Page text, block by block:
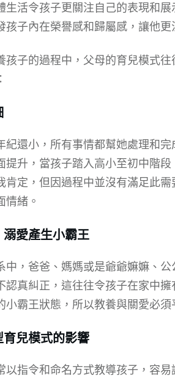
生活令孩子更關注自己的表現和
孩子內在榮譽感和歸屬感，讓他更
孩子的過程中，父母的育兒模式
紀還小，所有事情都幫她處理和
提升，當孩子踏入高小至初中階
肯定，但因過程中並沒有滿足此
情緒。
愛產生小霸王
中，爸爸、媽媽或是爺爺嫲嫲、
認真糾正，這往往令孩子在家中
小霸王狀態，所以教養與關愛必須
兒模式的影響
以指令和命名方式教導孩子，容